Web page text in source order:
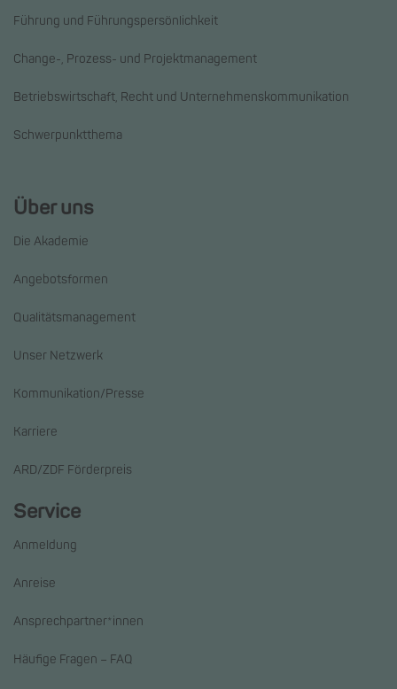
Führung und Führungspersönlichkeit
Change-, Prozess- und Projektmanagement
Betriebswirtschaft, Recht und Unternehmenskommunikation
Schwerpunktthema
Über uns
Die Akademie
Angebotsformen
Qualitätsmanagement
Unser Netzwerk
Kommunikation/Presse
Karriere
ARD/ZDF Förderpreis
Service
Anmeldung
Anreise
Ansprechpartner*innen
Häufige Fragen – FAQ